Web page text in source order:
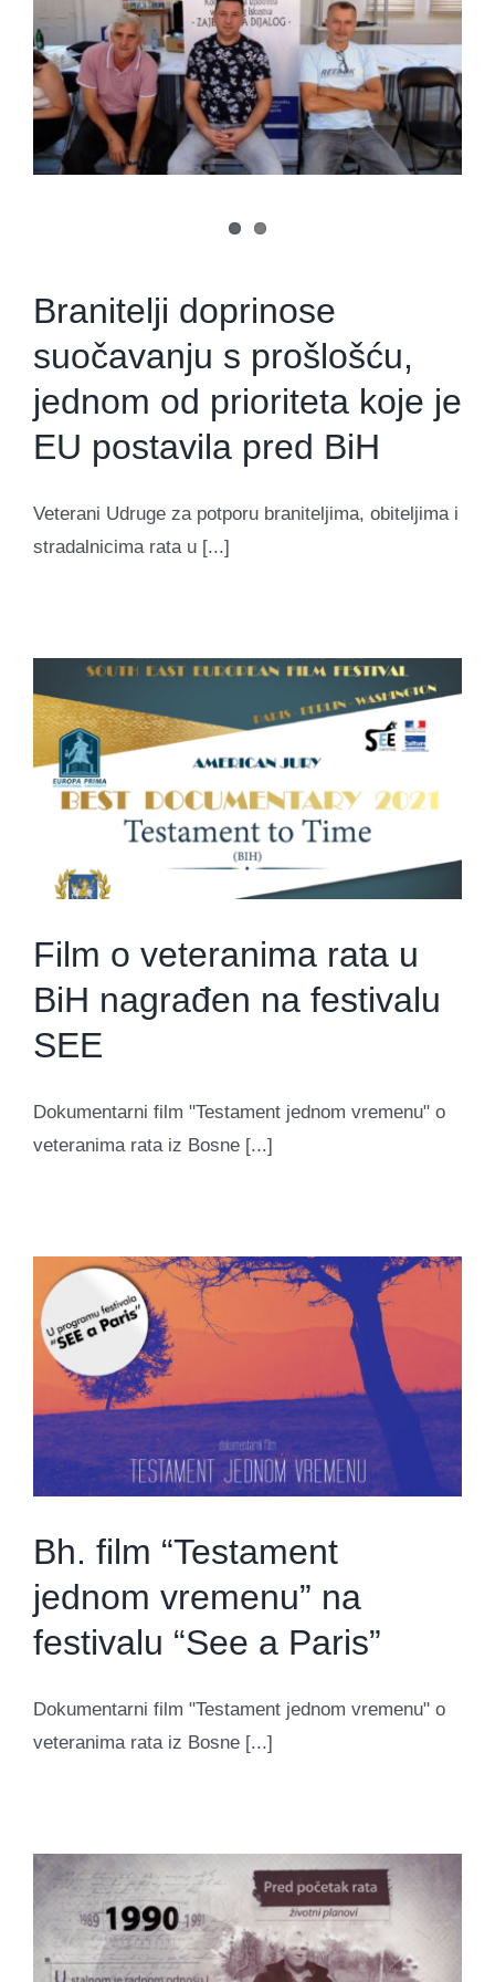
Branitelji doprinose
suočavanju s prošlošću,
jednom od prioriteta koje je
EU postavila pred BiH
Veterani Udruge za potporu braniteljima, obiteljima i
stradalnicima rata u [...]
Film o veteranima rata u
BiH nagrađen na festivalu
SEE
Dokumentarni film "Testament jednom vremenu" o
veteranima rata iz Bosne [...]
Bh. film “Testament
jednom vremenu” na
festivalu “See a Paris”
Dokumentarni film "Testament jednom vremenu" o
veteranima rata iz Bosne [...]